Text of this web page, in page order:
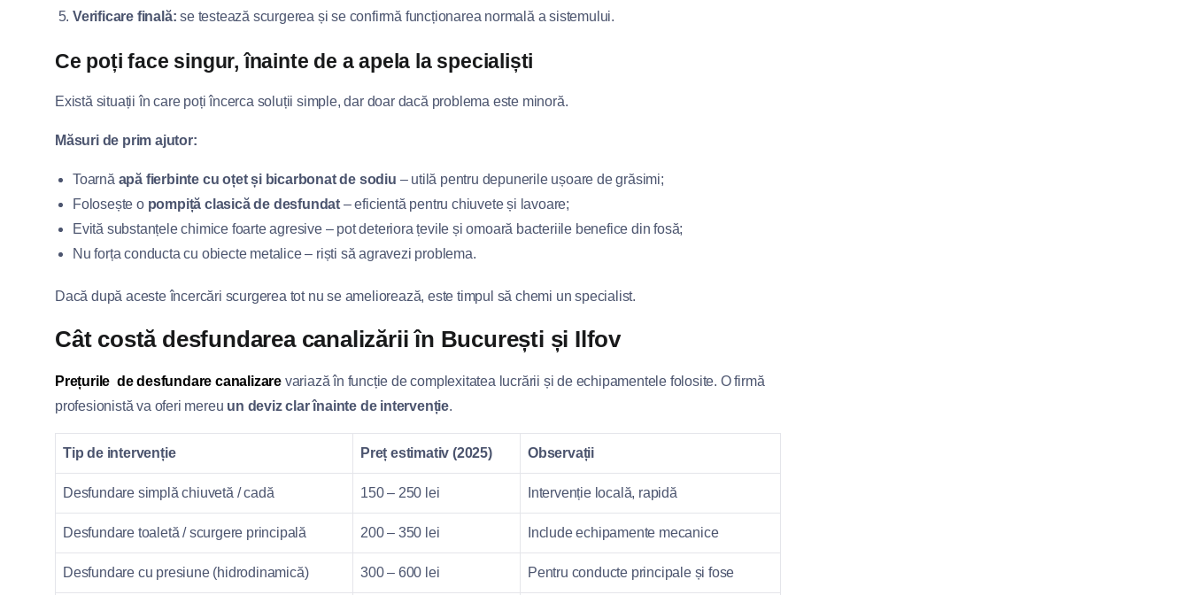
Verificare finală: se testează scurgerea și se confirmă funcționarea normală a sistemului.
Ce poți face singur, înainte de a apela la specialiști
Există situații în care poți încerca soluții simple, dar doar dacă problema este minoră.
Măsuri de prim ajutor:
Toarnă apă fierbinte cu oțet și bicarbonat de sodiu – utilă pentru depunerile ușoare de grăsimi;
Folosește o pompiță clasică de desfundat – eficientă pentru chiuvete și lavoare;
Evită substanțele chimice foarte agresive – pot deteriora țevile și omoară bacteriile benefice din fosă;
Nu forța conducta cu obiecte metalice – riști să agravezi problema.
Dacă după aceste încercări scurgerea tot nu se ameliorează, este timpul să chemi un specialist.
Cât costă desfundarea canalizării în București și Ilfov
Prețurile de desfundare canalizare variază în funcție de complexitatea lucrării și de echipamentele folosite. O firmă
profesionistă va oferi mereu un deviz clar înainte de intervenție.
Tip de intervenție Preț estimativ (2025) Observații
Desfundare simplă chiuvetă / cadă 150 – 250 lei Intervenție locală, rapidă
Desfundare toaletă / scurgere principală 200 – 350 lei Include echipamente mecanice
Desfundare cu presiune (hidrodinamică) 300 – 600 lei Pentru conducte principale și fose